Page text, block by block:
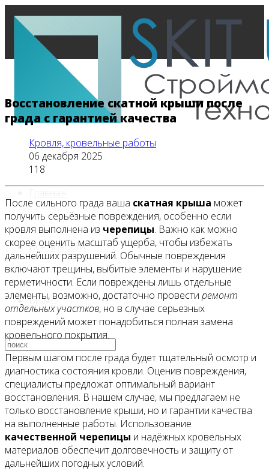
Все новости
Видео
Восстановление скатной крыши после
града с гарантией качества
Кровля, кровельные работы
06 декабря 2025
118
После сильного града ваша скатная крыша может
получить серьёзные повреждения, особенно если
кровля выполнена из черепицы. Важно как можно
скорее оценить масштаб ущерба, чтобы избежать
дальнейших разрушений. Обычные повреждения
включают трещины, выбитые элементы и нарушение
герметичности. Если повреждены лишь отдельные
элементы, возможно, достаточно провести ремонт
отдельных участков, но в случае серьезных
повреждений может понадобиться полная замена
кровельного покрытия.
Первым шагом после града будет тщательный осмотр и
диагностика состояния кровли. Оценив повреждения,
специалисты предложат оптимальный вариант
восстановления. В нашем случае, мы предлагаем не
только восстановление крыши, но и гарантии качества
на выполненные работы. Использование
качественной черепицы и надёжных кровельных
материалов обеспечит долговечность и защиту от
дальнейших погодных условий.